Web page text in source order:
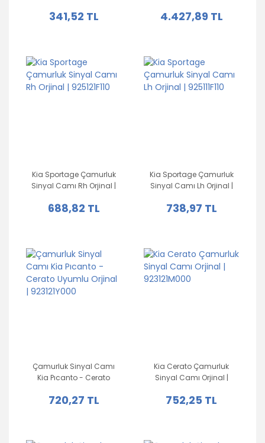
341,52 TL 4.427,89 TL
Kia Sportage Çamurluk
Sinyal Camı Rh Orjinal |
688,82 TL
Kia Sportage Çamurluk
Sinyal Camı Lh Orjinal |
738,97 TL
Çamurluk Sinyal Camı
Kia Pıcanto - Cerato
923121Y000
720,27 TL
Kia Cerato Çamurluk
Sinyal Camı Orjinal |
752,25 TL